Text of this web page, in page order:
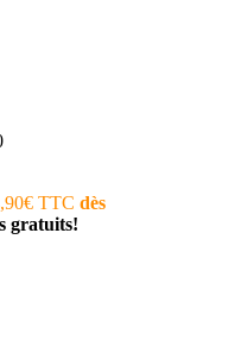
TTC dès
gratuits!